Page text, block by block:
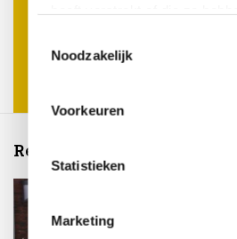
Noodzakelijk
Voorkeuren
Statistieken
Marketing
Recente artikelen